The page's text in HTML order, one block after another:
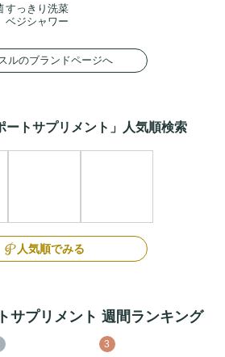
すっきり洗菜
ベジシャワー
ルのブランドページへ
ートサプリメント」人気順検索
人気順でみる
サプリメント 週間ランキング
3